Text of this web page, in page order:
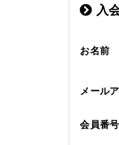
入
お名前
メール
会員番号